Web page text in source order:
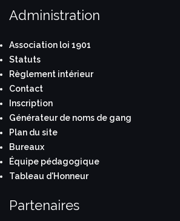
Administration
Association loi 1901
Statuts
Règlement intérieur
Contact
Inscription
Générateur de noms de gang
Plan du site
Bureaux
Équipe pédagogique
Tableau d'Honneur
Partenaires